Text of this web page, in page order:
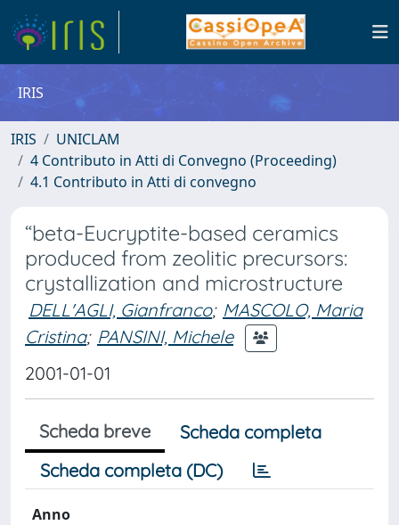
IRIS
IRIS
UNICLAM
4 Contributo in Atti di Convegno (Proceeding)
4.1 Contributo in Atti di convegno
“beta-Eucryptite-based ceramics
produced from zeolitic precursors:
crystallization and microstructure
DELL'AGLI, Gianfranco; MASCOLO, Maria
Cristina; PANSINI, Michele
2001-01-01
Scheda breve
Scheda completa
Scheda completa (DC)
Anno